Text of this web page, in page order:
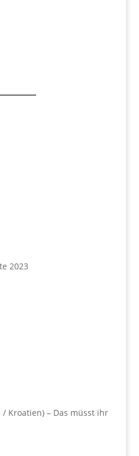
2023
Kroatien) – Das müsst ihr